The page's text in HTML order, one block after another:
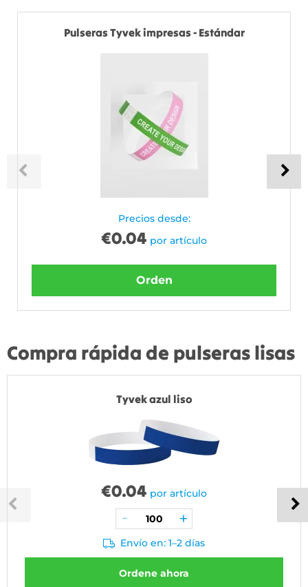
Pulseras Tyvek impresas - Estándar
Precios desde:
€0.04 por artículo
Orden
Compra rápida de pulseras lisas
Tyvek azul liso
€0.04 por artículo
Envío en: 1–2 días
Ordene ahora